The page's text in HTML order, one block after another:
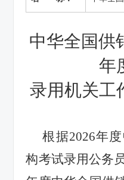
中华全国供
年
录用机关工
根据2026年
构考试录用公务